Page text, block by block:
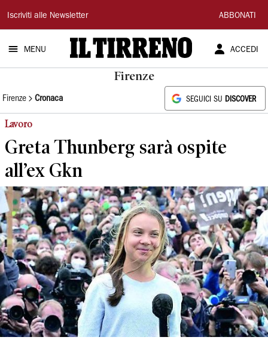
Il
Tirreno
Iscriviti alle Newsletter ABBONATI
MENU ACCEDI
Firenze
Firenze Cronaca SEGUICI SU DISCOVER
Lavoro
Greta Thunberg sarà ospite
all’ex Gkn